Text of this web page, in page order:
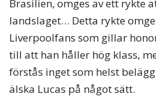
Brasilien, omges av ett rykte
landslaget… Detta rykte
Liverpoolfans som gillar
till att han håller hög klass,
förstås inget som helst
älska Lucas på något sätt.